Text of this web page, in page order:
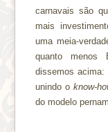
carnavais são
mais
uma meia-
quanto menos
dissemos acima:
unindo o know-
do modelo